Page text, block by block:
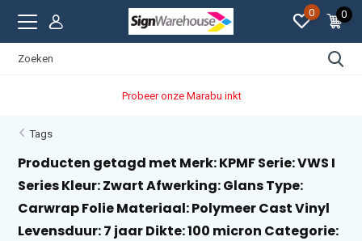
0 0
Probeer onze Marabu inkt
Tags
Producten getagd met Merk: KPMF Serie: VWS I
Series Kleur: Zwart Afwerking: Glans Type:
Carwrap Folie Materiaal: Polymeer Cast Vinyl
Levensduur: 7 jaar Dikte: 100 micron Categorie: